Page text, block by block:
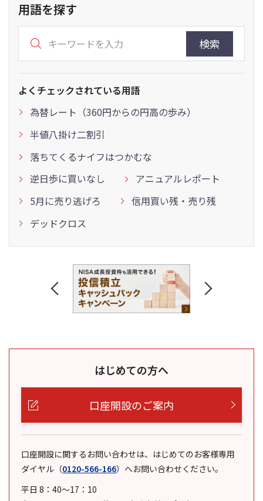
用語を探す
検索
よくチェックされている用語
為替レート（360円からの円高の歩み）
半値八掛け二割引
落ちてくるナイフはつかむな
逆日歩に買いなし
アニュアルレポート
5月に売り逃げろ
信用買い残・売り残
デッドクロス
はじめての方へ
口座開設のご案内
口座開設に関するお問い合わせは、はじめてのお客様専用
ダイヤル （0120-566-166） へお問い合わせください。
平日 8：40～17：10